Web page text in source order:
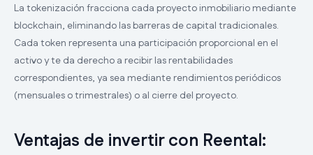
La tokenización fracciona cada proyecto inmobiliario mediante
blockchain, eliminando las barreras de capital tradicionales.
Cada token representa una participación proporcional en el
activo y te da derecho a recibir las rentabilidades
correspondientes, ya sea mediante rendimientos periódicos
(mensuales o trimestrales) o al cierre del proyecto.
Ventajas de invertir con Reental: